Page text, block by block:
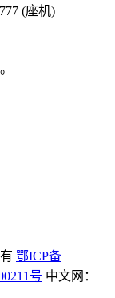
(座机)
鄂ICP备
号 中文网：